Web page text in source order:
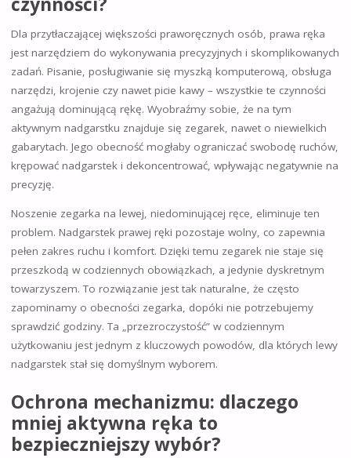
Dla przytłaczającej większości praworęcznych osób, prawa ręka
jest narzędziem do wykonywania precyzyjnych i skomplikowanych
zadań. Pisanie, posługiwanie się myszką komputerową, obsługa
narzędzi, krojenie czy nawet picie kawy – wszystkie te czynności
angażują dominującą rękę. Wyobraźmy sobie, że na tym
aktywnym nadgarstku znajduje się zegarek, nawet o niewielkich
gabarytach. Jego obecność mogłaby ograniczać swobodę ruchów,
krępować nadgarstek i dekoncentrować, wpływając negatywnie na
precyzję.
Noszenie zegarka na lewej, niedominującej ręce, eliminuje ten
problem. Nadgarstek prawej ręki pozostaje wolny, co zapewnia
pełen zakres ruchu i komfort. Dzięki temu zegarek nie staje się
przeszkodą w codziennych obowiązkach, a jedynie dyskretnym
towarzyszem. To rozwiązanie jest tak naturalne, że często
zapominamy o obecności zegarka, dopóki nie potrzebujemy
sprawdzić godziny. Ta „przezroczystość” w codziennym
użytkowaniu jest jednym z kluczowych powodów, dla których lewy
nadgarstek stał się domyślnym wyborem.
Ochrona mechanizmu: dlaczego
mniej aktywna ręka to
bezpieczniejszy wybór?